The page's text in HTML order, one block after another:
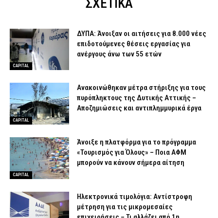
CAPITAL
ΔΥΠΑ: Άνοιξαν οι αιτήσεις για 8.000 νέες
επιδοτούμενες θέσεις εργασίας για
ανέργους άνω των 55 ετών
CAPITAL
Ανακοινώθηκαν μέτρα στήριξης για τους
πυρόπληκτους της Δυτικής Αττικής –
Αποζημιώσεις και αντιπλημμυρικά έργα
CAPITAL
Άνοιξε η πλατφόρμα για το πρόγραμμα
«Τουρισμός για Όλους» – Ποια ΑΦΜ
μπορούν να κάνουν σήμερα αίτηση
Ηλεκτρονικά τιμολόγια: Αντίστροφη
μέτρηση για τις μικρομεσαίες